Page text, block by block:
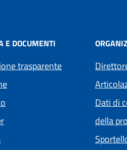
E DOCUMENTI
trasparente
Dati di
della